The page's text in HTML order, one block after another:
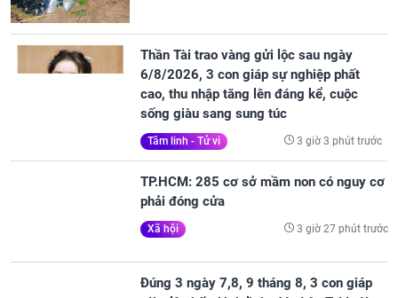
Thần Tài trao vàng gửi lộc sau ngày
6/8/2026, 3 con giáp sự nghiệp phất
cao, thu nhập tăng lên đáng kể, cuộc
sống giàu sang sung túc
Tâm linh - Tử vi 3 giờ 3 phút trước
TP.HCM: 285 cơ sở mầm non có nguy cơ
phải đóng cửa
Xã hội 3 giờ 27 phút trước
Đúng 3 ngày 7,8, 9 tháng 8, 3 con giáp